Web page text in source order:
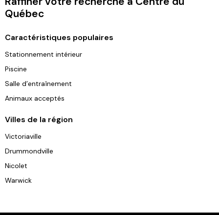
Québec
Caractéristiques populaires
Stationnement intérieur
Piscine
Salle d’entraînement
Animaux acceptés
Villes de la région
Victoriaville
Drummondville
Nicolet
Warwick